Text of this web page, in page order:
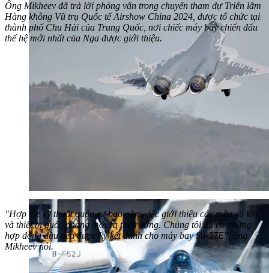
Ông Mikheev đã trả lời phỏng vấn trong chuyến tham dự Triển lãm
Hàng không Vũ trụ Quốc tế Airshow China 2024, được tổ chức tại
thành phố Chu Hải của Trung Quốc, nơi chiếc máy bay chiến đấu
thế hệ mới nhất của Nga được giới thiệu.
"Hợp tác kỹ thuật quân sự bao gồm việc giới thiệu các mẫu vũ khí
và thiết bị quốc phòng mới ra thị trường. Chúng tôi đã có những
hợp đồng đầu tiên được ký kết dành cho máy bay Su-57E", ông
Mikheev nói.